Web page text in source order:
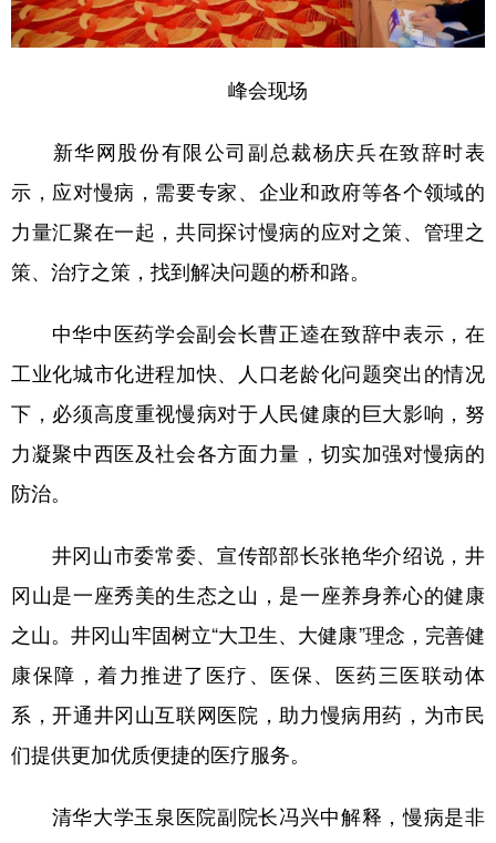
多语种频道
Français
Deutsch Português
峰会现场
新华网股份有限公司副总裁杨庆兵在致辞时表
示，应对慢病，需要专家、企业和政府等各个领域的
力量汇聚在一起，共同探讨慢病的应对之策、管理之
策、治疗之策，找到解决问题的桥和路。
中华中医药学会副会长曹正逵在致辞中表示，在
工业化城市化进程加快、人口老龄化问题突出的情况
下，必须高度重视慢病对于人民健康的巨大影响，努
力凝聚中西医及社会各方面力量，切实加强对慢病的
防治。
井冈山市委常委、宣传部部长张艳华介绍说，井
冈山是一座秀美的生态之山，是一座养身养心的健康
之山。井冈山牢固树立“大卫生、大健康”理念，完善健
康保障，着力推进了医疗、医保、医药三医联动体
系，开通井冈山互联网医院，助力慢病用药，为市民
们提供更加优质便捷的医疗服务。
清华大学玉泉医院副院长冯兴中解释，慢病是非